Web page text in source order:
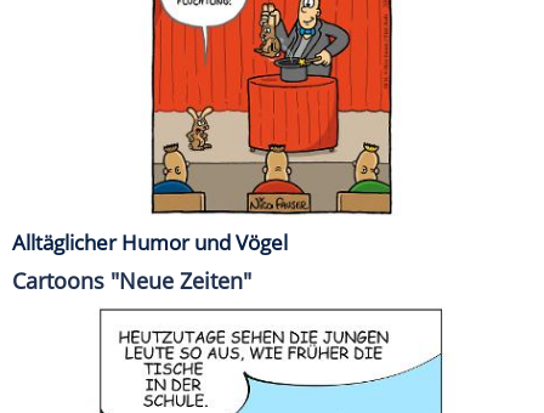
Alltäglicher Humor und Vögel
Cartoons "Neue Zeiten"